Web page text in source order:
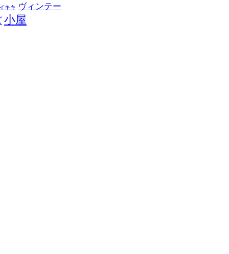
キキ ヴィンテー
小屋